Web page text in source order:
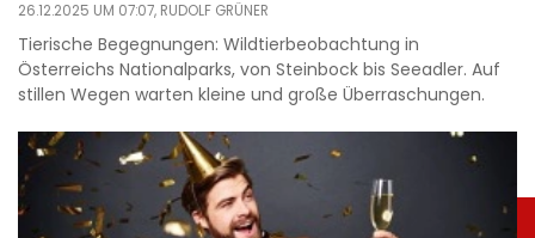
26.12.2025 UM 07:07, RUDOLF GRÜNER
Tierische Begegnungen: Wildtierbeobachtung in
Österreichs Nationalparks, von Steinbock bis Seeadler. Auf
stillen Wegen warten kleine und große Überraschungen.